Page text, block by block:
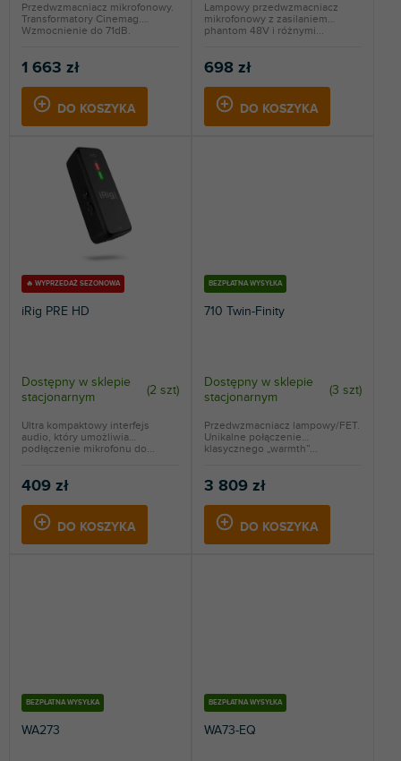
1 663 zł
DO KOSZYKA
Przedwzmacniacz mikrofonowy.
Transformatory Cinemag.
Wzmocnienie do 71dB.
698 zł
DO KOSZYKA
Lampowy przedwzmacniacz
mikrofonowy z zasilaniem
phantom 48V i różnymi...
🔥 WYPRZEDAŻ SEZONOWA
iRig PRE HD
Dostępny w sklepie
stacjonarnym
(2 szt)
409 zł
DO KOSZYKA
Ultra kompaktowy interfejs
audio, który umożliwia
podłączenie mikrofonu do...
BEZPŁATNA WYSYŁKA
710 Twin-Finity
Dostępny w sklepie
stacjonarnym
(3 szt)
3 809 zł
DO KOSZYKA
Przedwzmacniacz lampowy/FET.
Unikalne połączenie
klasycznego „warmth”...
BEZPŁATNA WYSYŁKA
WA273
BEZPŁATNA WYSYŁKA
WA73-EQ